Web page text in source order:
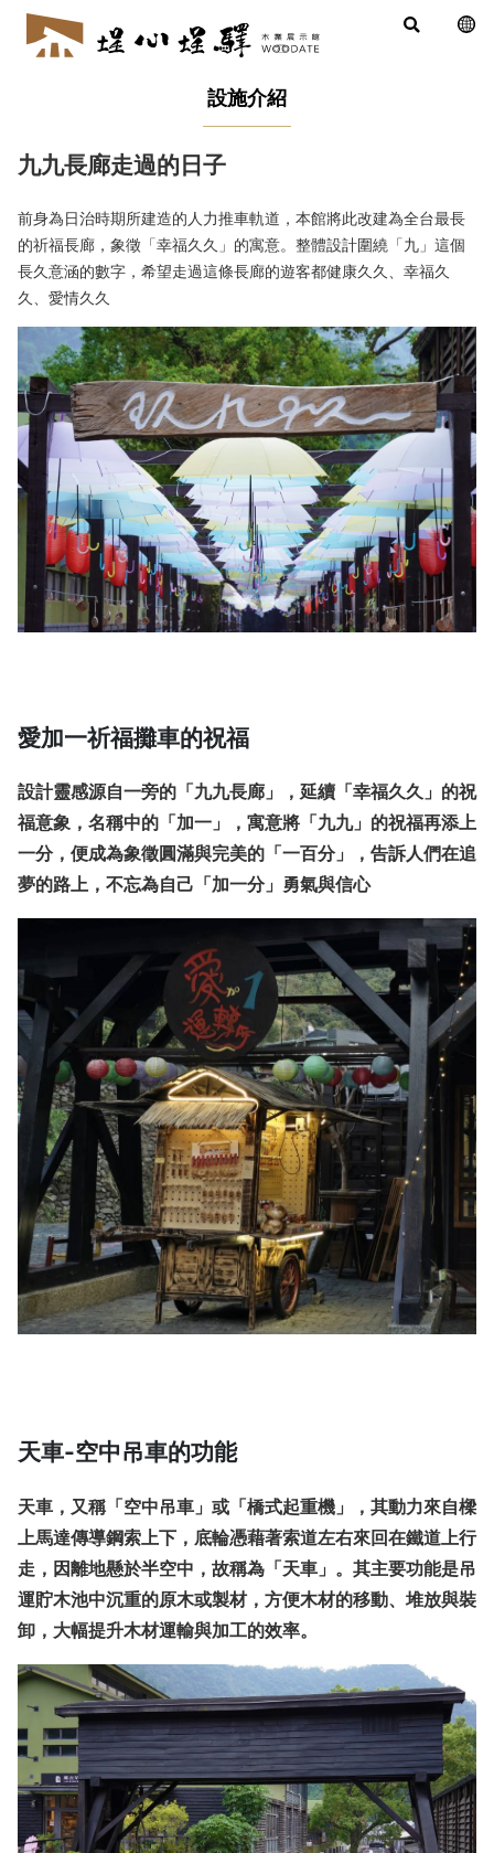
設施介紹
九九長廊走過的日子
前身為日治時期所建造的人力推車軌道，本館將此改建為全台最長
的祈福長廊，象徵「幸福久久」的寓意。整體設計圍繞「九」這個
長久意涵的數字，希望走過這條長廊的遊客都健康久久、幸福久
久、愛情久久
愛加一祈福攤車的祝福
設計靈感源自一旁的「九九長廊」，延續「幸福久久」的祝
福意象，名稱中的「加一」，寓意將「九九」的祝福再添上
一分，便成為象徵圓滿與完美的「一百分」，告訴人們在追
夢的路上，不忘為自己「加一分」勇氣與信心
天車-空中吊車的功能
天車，又稱「空中吊車」或「橋式起重機」，其動力來自樑
上馬達傳導鋼索上下，底輪憑藉著索道左右來回在鐵道上行
走，因離地懸於半空中，故稱為「天車」。其主要功能是吊
運貯木池中沉重的原木或製材，方便木材的移動、堆放與裝
卸，大幅提升木材運輸與加工的效率。